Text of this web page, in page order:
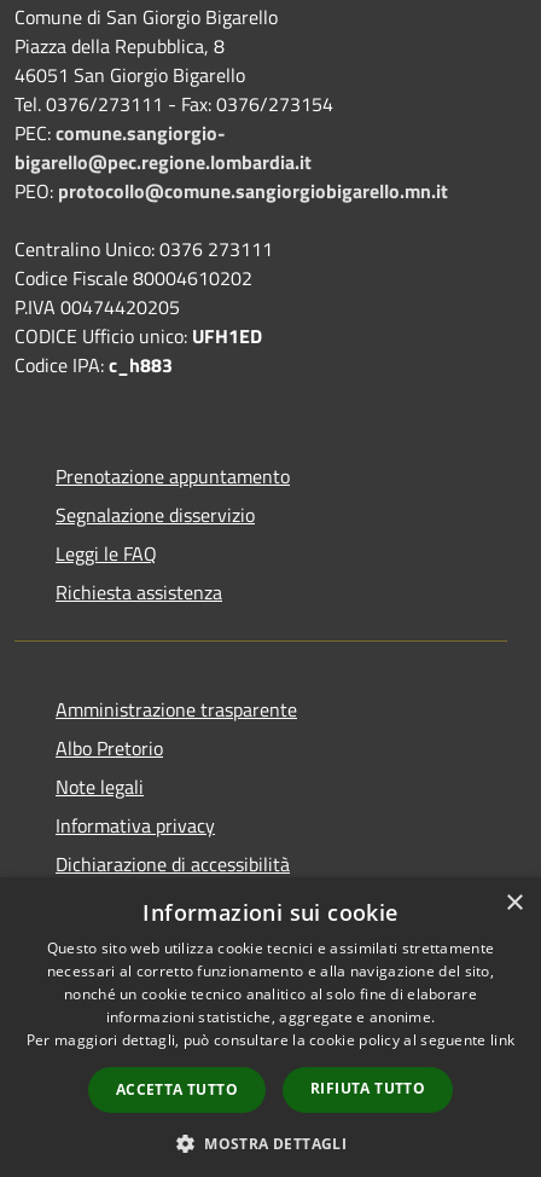
Comune di San Giorgio Bigarello
Piazza della Repubblica, 8
46051 San Giorgio Bigarello
Tel. 0376/273111 - Fax: 0376/273154
PEC:comune.sangiorgio-
bigarello@pec.regione.lombardia.it
PEO: protocollo@comune.sangiorgiobigarello.mn.it
Centralino Unico: 0376 273111
Codice Fiscale 80004610202
P.IVA 00474420205
CODICE Ufficio unico: UFH1ED
Codice IPA:c_h883
Prenotazione appuntamento
Segnalazione disservizio
Leggi le FAQ
Richiesta assistenza
Amministrazione trasparente
Albo Pretorio
Note legali
Informativa privacy
Dichiarazione di accessibilità
Obiettivi di accessibilità
Accessibilità
Copyright © 2026 • Comune di
San Giorgio Bigarello •
Powered byMunicipium
Accesso redazione
×
Informazioni sui cookie
Questo sito web utilizza cookie tecnici e assimilati strettamente
necessari al corretto funzionamento e alla navigazione del sito,
nonché un cookie tecnico analitico al solo fine di elaborare
informazioni statistiche, aggregate e anonime.
Per maggiori dettagli, può consultare la cookie policy al seguente link
ACCETTA TUTTO RIFIUTA TUTTO
MOSTRA DETTAGLI